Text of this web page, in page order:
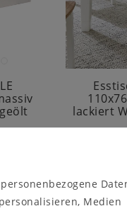
lackiert
Medien